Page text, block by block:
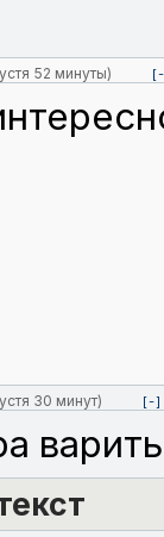
52 минуты)
30 минут) [-]